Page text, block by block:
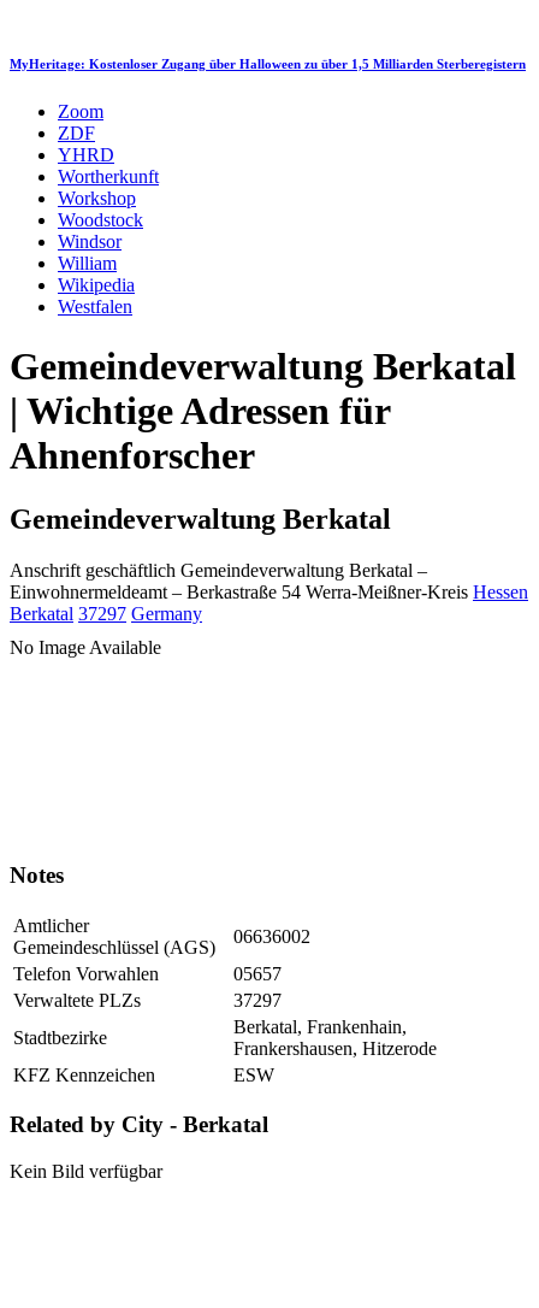
MyHeritage: Kostenloser Zugang über Halloween zu über 1,5 Milliarden Sterberegistern
Zoom
ZDF
YHRD
Wortherkunft
Workshop
Woodstock
Windsor
William
Wikipedia
Westfalen
Gemeindeverwaltung Berkatal
| Wichtige Adressen für
Ahnenforscher
Gemeindeverwaltung Berkatal
Anschrift geschäftlich Gemeindeverwaltung Berkatal –
Einwohnermeldeamt – Berkastraße 54 Werra-Meißner-Kreis Hessen
Berkatal 37297 Germany
No Image Available
Notes
Amtlicher
Gemeindeschlüssel (AGS)
06636002
Telefon Vorwahlen
05657
Verwaltete PLZs
37297
Stadtbezirke
Berkatal, Frankenhain,
Frankershausen, Hitzerode
KFZ Kennzeichen
ESW
Related by City - Berkatal
Kein Bild verfügbar